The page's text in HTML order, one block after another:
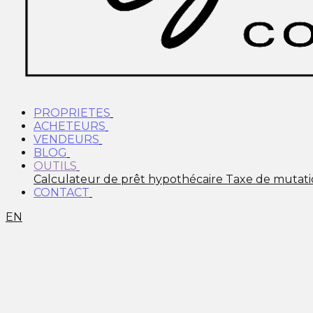
PROPRIETES
ACHETEURS
VENDEURS
BLOG
OUTILS
Calculateur de prêt hypothécaire Taxe de
CONTACT
EN